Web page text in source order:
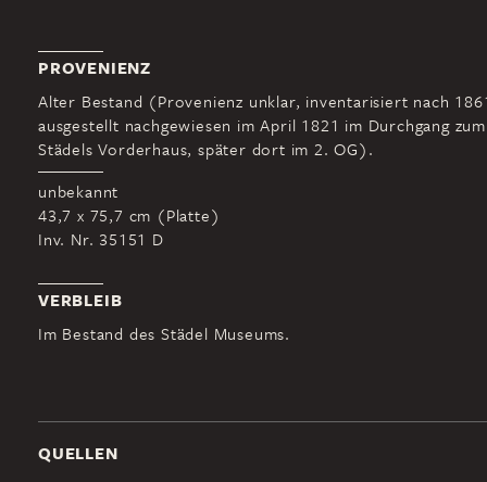
PROVENIENZ
Alter Bestand (Provenienz unklar, inventarisiert nach
ausgestellt nachgewiesen im April 1821 im Durchgang
Städels Vorderhaus, später dort im 2. OG).
unbekannt
43,7 x 75,7 cm (Platte)
Inv. Nr. 35151 D
VERBLEIB
Im Bestand des Städel Museums.
QUELLEN